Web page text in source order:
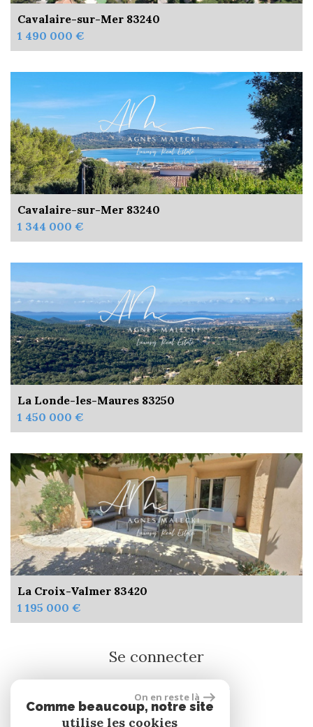
Cavalaire-sur-Mer 83240
1 490 000 €
Cavalaire-sur-Mer 83240
1 344 000 €
La Londe-les-Maures 83250
1 450 000 €
La Croix-Valmer 83420
1 195 000 €
Se connecter
Espace propriétaire
On en reste là
Comme beaucoup, notre site
utilise les cookies